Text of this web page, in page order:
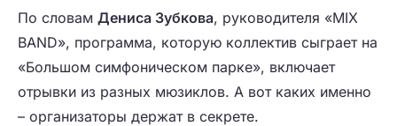
По словам Дениса Зубкова, руководителя «MIX
BAND», программа, которую коллектив сыграет на
«Большом симфоническом парке», включает
отрывки из разных мюзиклов. А вот каких именно
– организаторы держат в секрете.